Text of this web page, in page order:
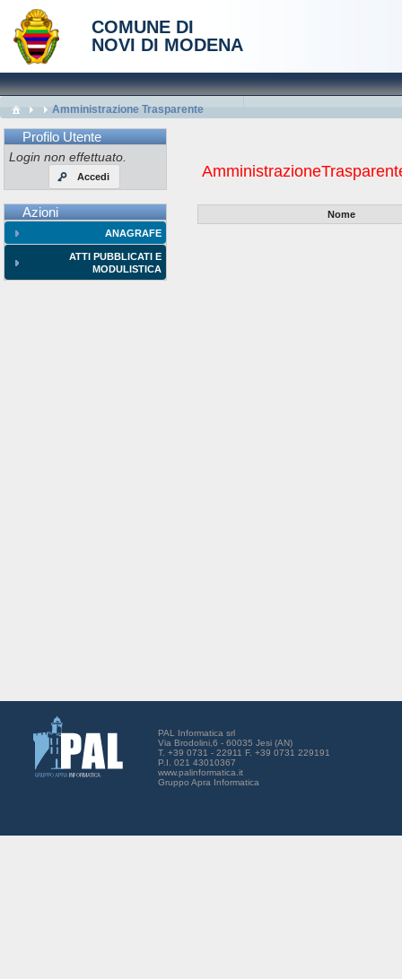
COMUNE DI
NOVI DI MODENA
Amministrazione Trasparente
Profilo Utente
Login non effettuato.
Accedi
Azioni
ANAGRAFE
ATTI PUBBLICATI E
MODULISTICA
Nome
PAL Informatica srl
Via Brodolini,6 - 60035 Jesi (AN)
T. +39 0731 - 22911 F. +39 0731 229191
P.I. 021 43010367
www.palinformatica.it
Gruppo Apra Informatica